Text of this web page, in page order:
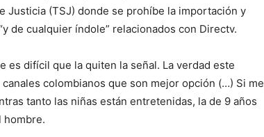
Justicia (TSJ) donde se prohíbe la importación y
de cualquier índole” relacionados con Directv.
es difícil que la quiten la señal. La verdad este
colombianos que son mejor opción (…) Si me
tanto las niñas están entretenidas, la de 9 años
hombre.